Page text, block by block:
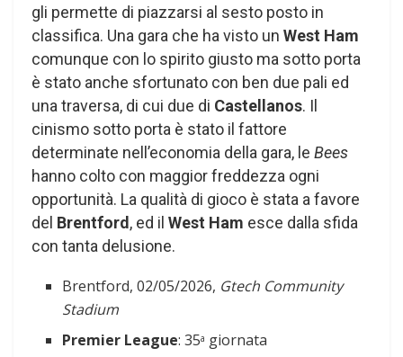
gli permette di piazzarsi al sesto posto in
classifica. Una gara che ha visto un West Ham
comunque con lo spirito giusto ma sotto porta
è stato anche sfortunato con ben due pali ed
una traversa, di cui due di Castellanos. Il
cinismo sotto porta è stato il fattore
determinate nell’economia della gara, le Bees
hanno colto con maggior freddezza ogni
opportunità. La qualità di gioco è stata a favore
del Brentford, ed il West Ham esce dalla sfida
con tanta delusione.
Brentford, 02/05/2026, Gtech Community
Stadium
Premier League: 35a giornata